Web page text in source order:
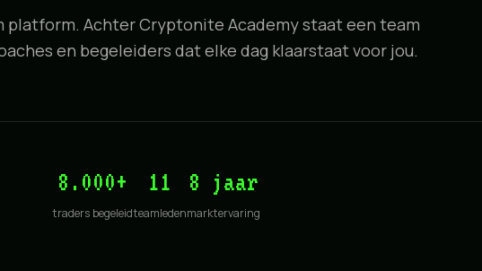
platform. Achter Cryptonite Academy staat een team
en begeleiders dat elke dag klaarstaat voor jou.
8.000+
traders begeleid
11
teamleden
8 jaar
marktervaring